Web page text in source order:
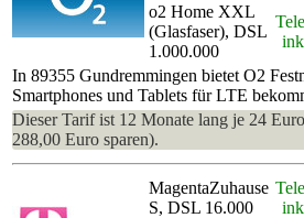
o2 Home XXL
(Glasfaser), DSL
1.000.000
In 89355 Gundremmingen bietet O2
Smartphones und Tablets für LTE
Dieser Tarif ist 12 Monate lang je 24
288,00 Euro sparen).
MagentaZuhause
S, DSL 16.000